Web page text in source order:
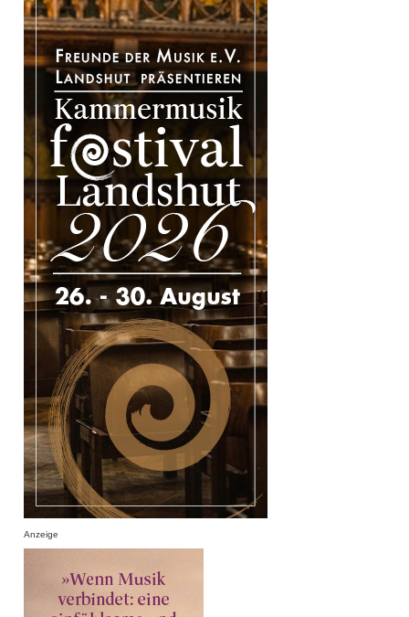
Anzeige